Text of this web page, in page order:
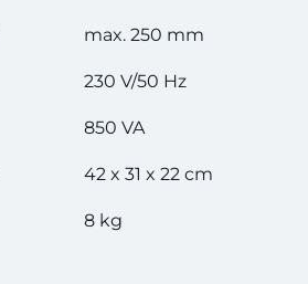
max. 250 mm
230 V/50 Hz
850 VA
42 x 31 x 22 cm
8 kg